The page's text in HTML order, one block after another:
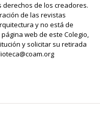
derechos de los creadores.
de las revistas
y no está de
web de este Colegio,
y solicitar su retirada